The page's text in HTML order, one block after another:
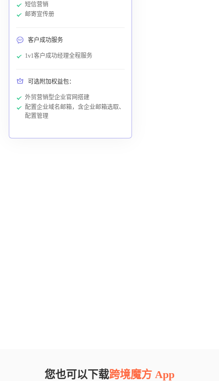
短信营销
邮寄宣传册
客户成功服务
1v1客户成功经理全程服务
可选附加权益包：
外贸营销型企业官网搭建
配置企业域名邮箱，含企业邮箱选取、
配置管理
您也可以下载跨境魔方 App